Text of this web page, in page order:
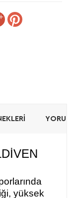
yüksek